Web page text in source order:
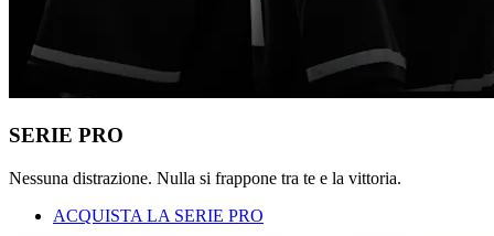
SERIE PRO
Nessuna distrazione. Nulla si frappone tra te e la vittoria.
ACQUISTA LA SERIE PRO